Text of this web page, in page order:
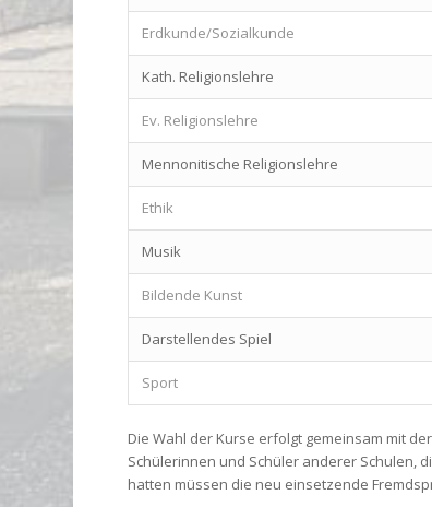
Erdkunde/Sozialkunde
Kath. Religionslehre
Ev. Religionslehre
Mennonitische Religionslehre
Ethik
Musik
Bildende Kunst
Darstellendes Spiel
Sport
Die Wahl der Kurse erfolgt gemeinsam mit
Schülerinnen und Schüler anderer Schulen,
hatten müssen die neu einsetzende